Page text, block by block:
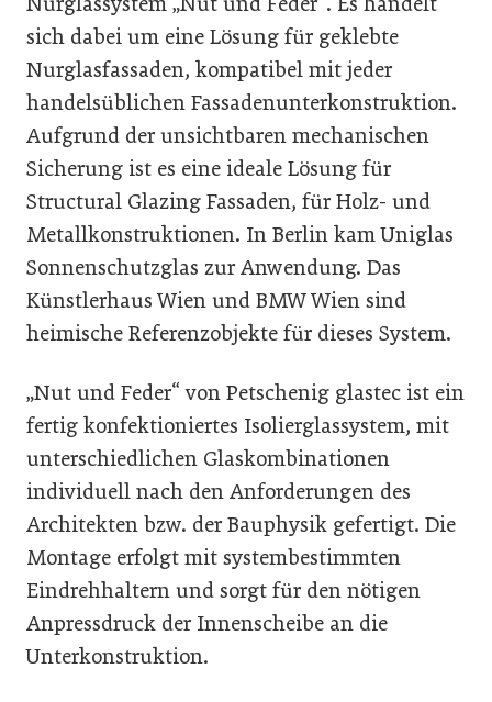
sich dabei um eine Lösung für geklebte
Nurglasfassaden, kompatibel mit jeder
handelsüblichen Fassadenunterkonstruktion.
Aufgrund der unsichtbaren mechanischen
Sicherung ist es eine ideale Lösung für
Structural Glazing Fassaden, für Holz- und
Metallkonstruktionen. In Berlin kam Uniglas
Sonnenschutzglas zur Anwendung. Das
Künstlerhaus Wien und BMW Wien sind
heimische Referenzobjekte für dieses System.
„Nut und Feder“ von Petschenig glastec ist ein
fertig konfektioniertes Isolierglassystem, mit
unterschiedlichen Glaskombinationen
individuell nach den Anforderungen des
Architekten bzw. der Bauphysik gefertigt. Die
Montage erfolgt mit systembestimmten
Eindrehhaltern und sorgt für den nötigen
Anpressdruck der Innenscheibe an die
Unterkonstruktion.